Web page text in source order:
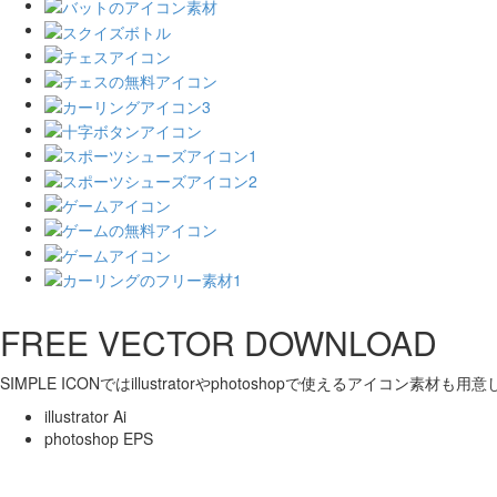
FREE VECTOR DOWNLOAD
SIMPLE ICONではillustratorやphotoshopで使えるアイコン素材も用意
illustrator Ai
photoshop EPS